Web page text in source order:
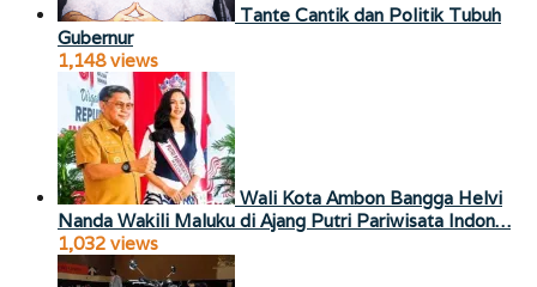
Tante Cantik dan Politik Tubuh
Gubernur
1,148 views
Wali Kota Ambon Bangga Helvi
Nanda Wakili Maluku di Ajang Putri Pariwisata Indon…
1,032 views